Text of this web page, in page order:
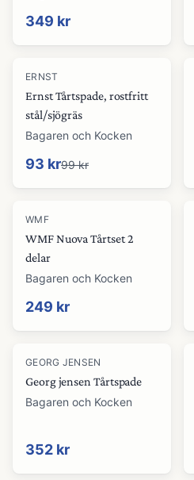
349 kr
-6 %
ERNST
Ernst Tårtspade, rostfritt
stål/sjögräs
Bagaren och Kocken
93 kr99 kr
WMF
WMF Nuova Tårtset 2
delar
Bagaren och Kocken
249 kr
GEORG JENSEN
Georg jensen Tårtspade
Bagaren och Kocken
352 kr